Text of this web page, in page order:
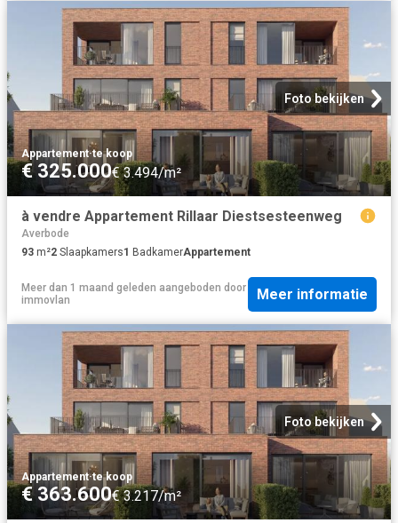
Foto bekijken
Appartement·te koop
€ 325.000€ 3.494/m²
à vendre Appartement Rillaar Diestsesteenweg
Averbode
93 m²2 Slaapkamers1 BadkamerAppartement
Meer dan 1 maand geleden aangeboden door
immovlan
Meer informatie
Foto bekijken
Appartement·te koop
€ 363.600€ 3.217/m²